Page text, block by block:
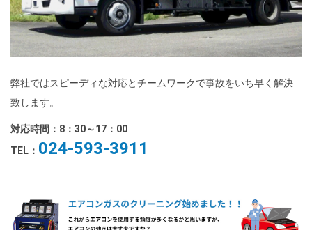
弊社ではスピーディな対応とチームワークで事故をいち早く解決
致します。
対応時間：8：30～17：00
TEL： 024-593-3911